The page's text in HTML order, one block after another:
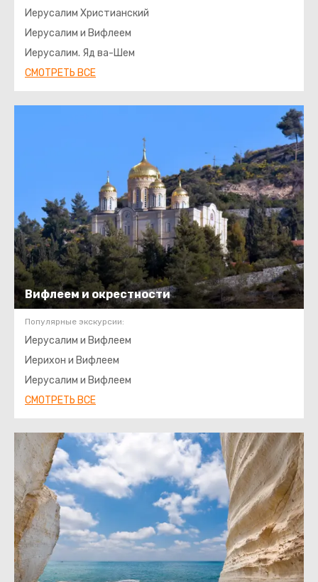
Иерусалим Христианский
Иерусалим и Вифлеем
Иерусалим. Яд ва-Шем
СМОТРЕТЬ ВСЕ
Вифлеем и окрестности
Популярные экскурсии:
Иерусалим и Вифлеем
Иерихон и Вифлеем
Иерусалим и Вифлеем
СМОТРЕТЬ ВСЕ